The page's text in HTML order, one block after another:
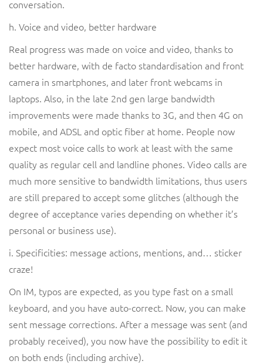
conversation.
h. Voice and video, better hardware
Real progress was made on voice and video, thanks to
better hardware, with de facto standardisation and front
camera in smartphones, and later front webcams in
laptops. Also, in the late 2nd gen large bandwidth
improvements were made thanks to 3G, and then 4G on
mobile, and ADSL and optic fiber at home. People now
expect most voice calls to work at least with the same
quality as regular cell and landline phones. Video calls are
much more sensitive to bandwidth limitations, thus users
are still prepared to accept some glitches (although the
degree of acceptance varies depending on whether it’s
personal or business use).
i. Specificities: message actions, mentions, and… sticker
craze!
On IM, typos are expected, as you type fast on a small
keyboard, and you have auto-correct. Now, you can make
sent message corrections. After a message was sent (and
probably received), you now have the possibility to edit it
on both ends (including archive).